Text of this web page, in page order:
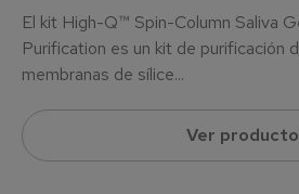
El kit High-Q™ Spin-Column Saliva
Purification es un kit de purificación
membranas de sílice...
Ver producto